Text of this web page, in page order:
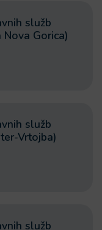
služb
Gorica)
služb
Vrtojba)
služb